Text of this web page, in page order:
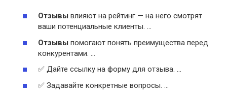
Отзывы влияют на рейтинг — на него смотрят
ваши потенциальные клиенты. …
Отзывы помогают понять преимущества перед
конкурентами. …
✅ Дайте ссылку на форму для отзыва. …
✅ Задавайте конкретные вопросы. …